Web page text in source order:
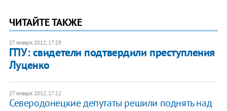
ЧИТАЙТЕ ТАКЖЕ
27 января 2012, 17:29
ГПУ: свидетели подтвердили преступления
Луценко
27 января 2012, 17:12
Северодонецкие депутаты решили поднять над